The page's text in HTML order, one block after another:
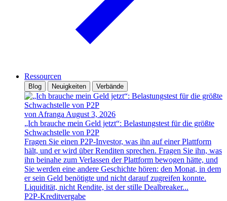
Ressourcen
Blog Neuigkeiten Verbände
von Afranga August 3, 2026
„Ich brauche mein Geld jetzt“: Belastungstest für die größte
Schwachstelle von P2P
Fragen Sie einen P2P-Investor, was ihn auf einer Plattform
hält, und er wird über Renditen sprechen. Fragen Sie ihn, was
ihn beinahe zum Verlassen der Plattform bewogen hätte, und
Sie werden eine andere Geschichte hören: den Monat, in dem
er sein Geld benötigte und nicht darauf zugreifen konnte.
Liquidität, nicht Rendite, ist der stille Dealbreaker...
P2P-Kreditvergabe